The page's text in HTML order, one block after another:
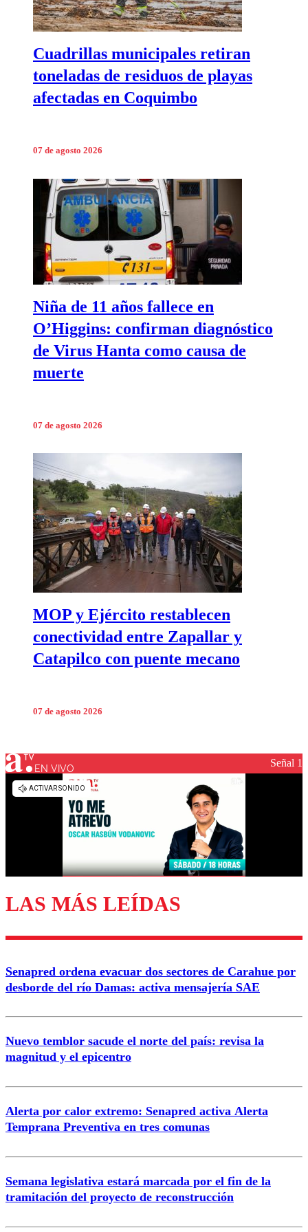
Cuadrillas municipales retiran
toneladas de residuos de playas
afectadas en Coquimbo
07 de agosto 2026
Niña de 11 años fallece en
O’Higgins: confirman diagnóstico
de Virus Hanta como causa de
muerte
07 de agosto 2026
MOP y Ejército restablecen
conectividad entre Zapallar y
Catapilco con puente mecano
07 de agosto 2026
EN VIVO Señal 1
LAS MÁS LEÍDAS
Senapred ordena evacuar dos sectores de Carahue por
desborde del río Damas: activa mensajería SAE
Nuevo temblor sacude el norte del país: revisa la
magnitud y el epicentro
Alerta por calor extremo: Senapred activa Alerta
Temprana Preventiva en tres comunas
Semana legislativa estará marcada por el fin de la
tramitación del proyecto de reconstrucción